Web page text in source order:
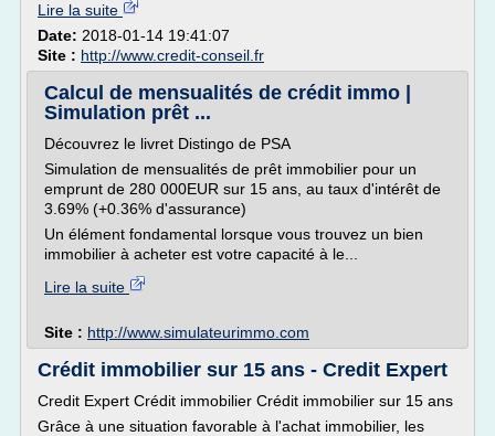
Lire la suite
Date: 2018-01-14 19:41:07
Site : http://www.credit-conseil.fr
Calcul de mensualités de crédit immo |
Simulation prêt ...
Découvrez le livret Distingo de PSA
Simulation de mensualités de prêt immobilier pour un
emprunt de 280 000EUR sur 15 ans, au taux d'intérêt de
3.69% (+0.36% d'assurance)
Un élément fondamental lorsque vous trouvez un bien
immobilier à acheter est votre capacité à le...
Lire la suite
Site : http://www.simulateurimmo.com
Crédit immobilier sur 15 ans - Credit Expert
Credit Expert Crédit immobilier Crédit immobilier sur 15 ans
Grâce à une situation favorable à l'achat immobilier, les